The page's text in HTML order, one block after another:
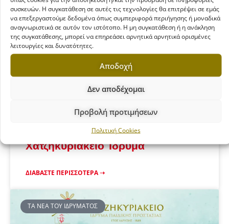
συσκευών. Η συγκατάθεση σε αυτές τις τεχνολογίες θα επιτρέψει σε εμάς
να επεξεργαστούμε δεδομένα όπως συμπεριφορά περιήγησης ή μοναδικά
αναγνωριστικά σε αυτόν τον ιστότοπο. Η μη συγκατάθεση ή η ανάκληση
της συγκατάθεσης, μπορεί να επηρεάσει αρνητικά αρνητικά ορισμένες
λειτουργίες και δυνατότητες.
Αποδοχή
Δεν αποδέχομαι
Προβολή προτιμήσεων
Πολιτική Cookies
Γιορτινές ευχές από το
Χατζηκυριάκειο Ίδρυμα
ΔΙΑΒΆΣΤΕ ΠΕΡΙΣΣΌΤΕΡΑ ➝
ΤΑ ΝΈΑ ΤΟΥ ΙΔΡΎΜΑΤΟΣ